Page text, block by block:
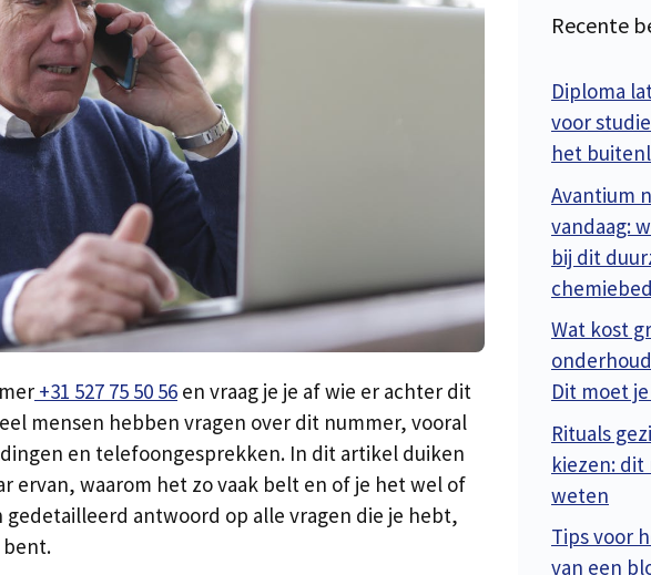
+31 527 75 50 56 en vraag je je af wie er achter dit
mensen hebben vragen over dit nummer, vooral
en telefoongesprekken. In dit artikel duiken
ervan, waarom het zo vaak belt en of je het wel of
antwoord op alle vragen die je hebt,
bent.
Recente
Diploma
voor
het
Avantium
vandaag:
bij dit
Wat kost
Dit moet
Rituals
kiezen: dit
weten
Tips voor
van een